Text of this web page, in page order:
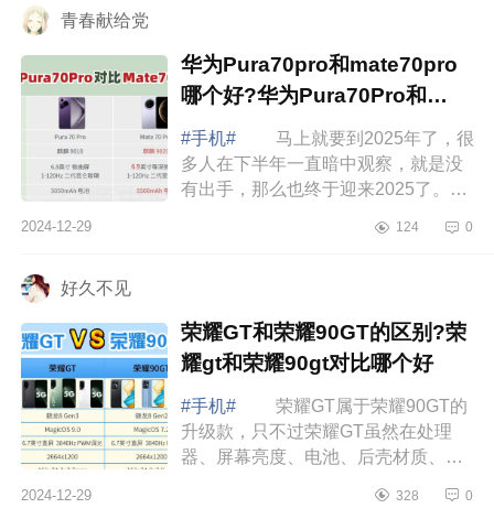
青春献给党
华为Pura70pro和mate70pro
哪个好?华为Pura70Pro和
mate70Pro区别
#手机#
马上就要到2025年了，很
多人在下半年一直暗中观察，就是没
有出手，那么也终于迎来2025了。做
都是比较重要的。如果买笔记本，评
2024-12-29 124 0
好久不见
荣耀GT和荣耀90GT的区别?荣
耀gt和荣耀90gt对比哪个好
#手机#
荣耀GT属于荣耀90GT的
升级款，只不过荣耀GT虽然在处理
器、屏幕亮度、电池、后壳材质、
屏幕和有线充电基本没变。并且荣耀
2024-12-29 328 0